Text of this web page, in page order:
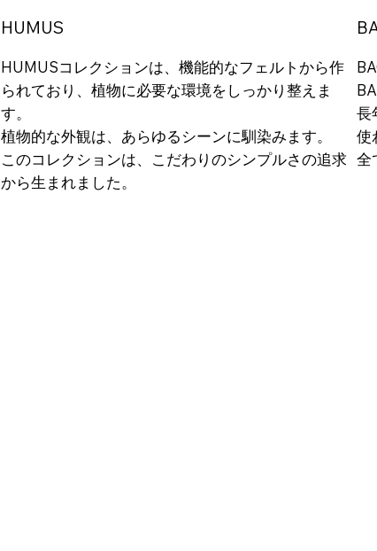
HUMUSコレクションは、機能的なフェルトから作
られており、​植物に必要な環境をしっかり整えま
す。
​植物的な外観は、あらゆるシーンに馴染みます。
このコレクションは、こだわりのシンプルさの追求
から生まれました。
HUMUS
長
使
全